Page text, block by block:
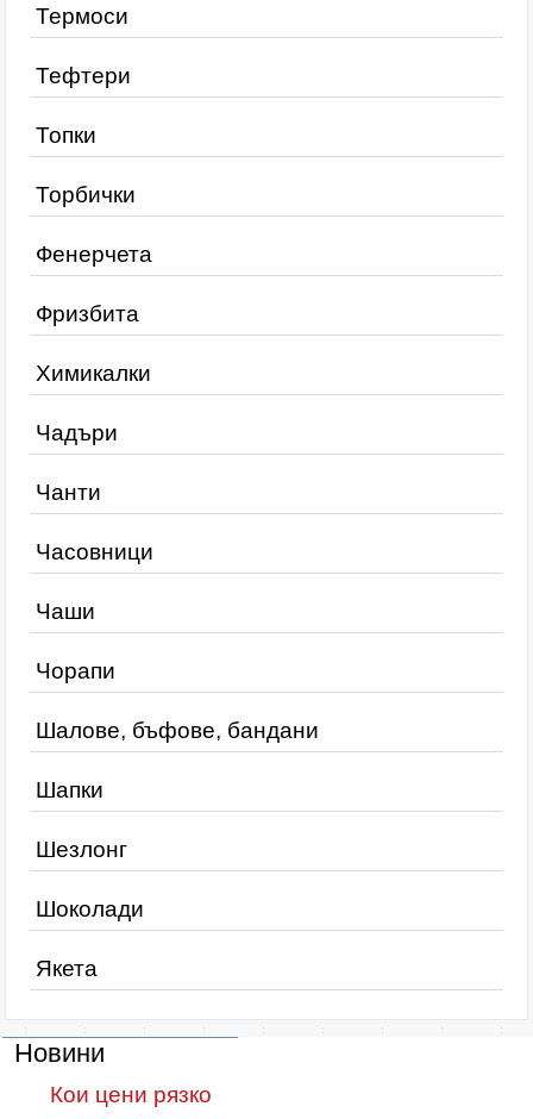
Термоси
Тефтери
Топки
Торбички
Фенерчета
Фризбита
Химикалки
Чадъри
Чанти
Часовници
Чаши
Чорапи
Шалове, бъфове, бандани
Шапки
Шезлонг
Шоколади
Якета
Новини
Кои цени рязко